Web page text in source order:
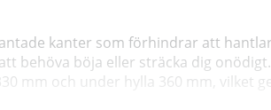
kanter som förhindrar att
behöva böja eller sträcka dig onödigt.
mm och under hylla 360 mm, vilket